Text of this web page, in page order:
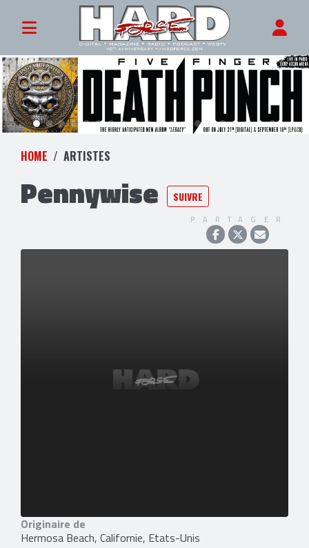
HOME ARTISTES
Pennywise SUIVRE
PARTAGER
Originaire de
Hermosa Beach, Californie, Etats-Unis